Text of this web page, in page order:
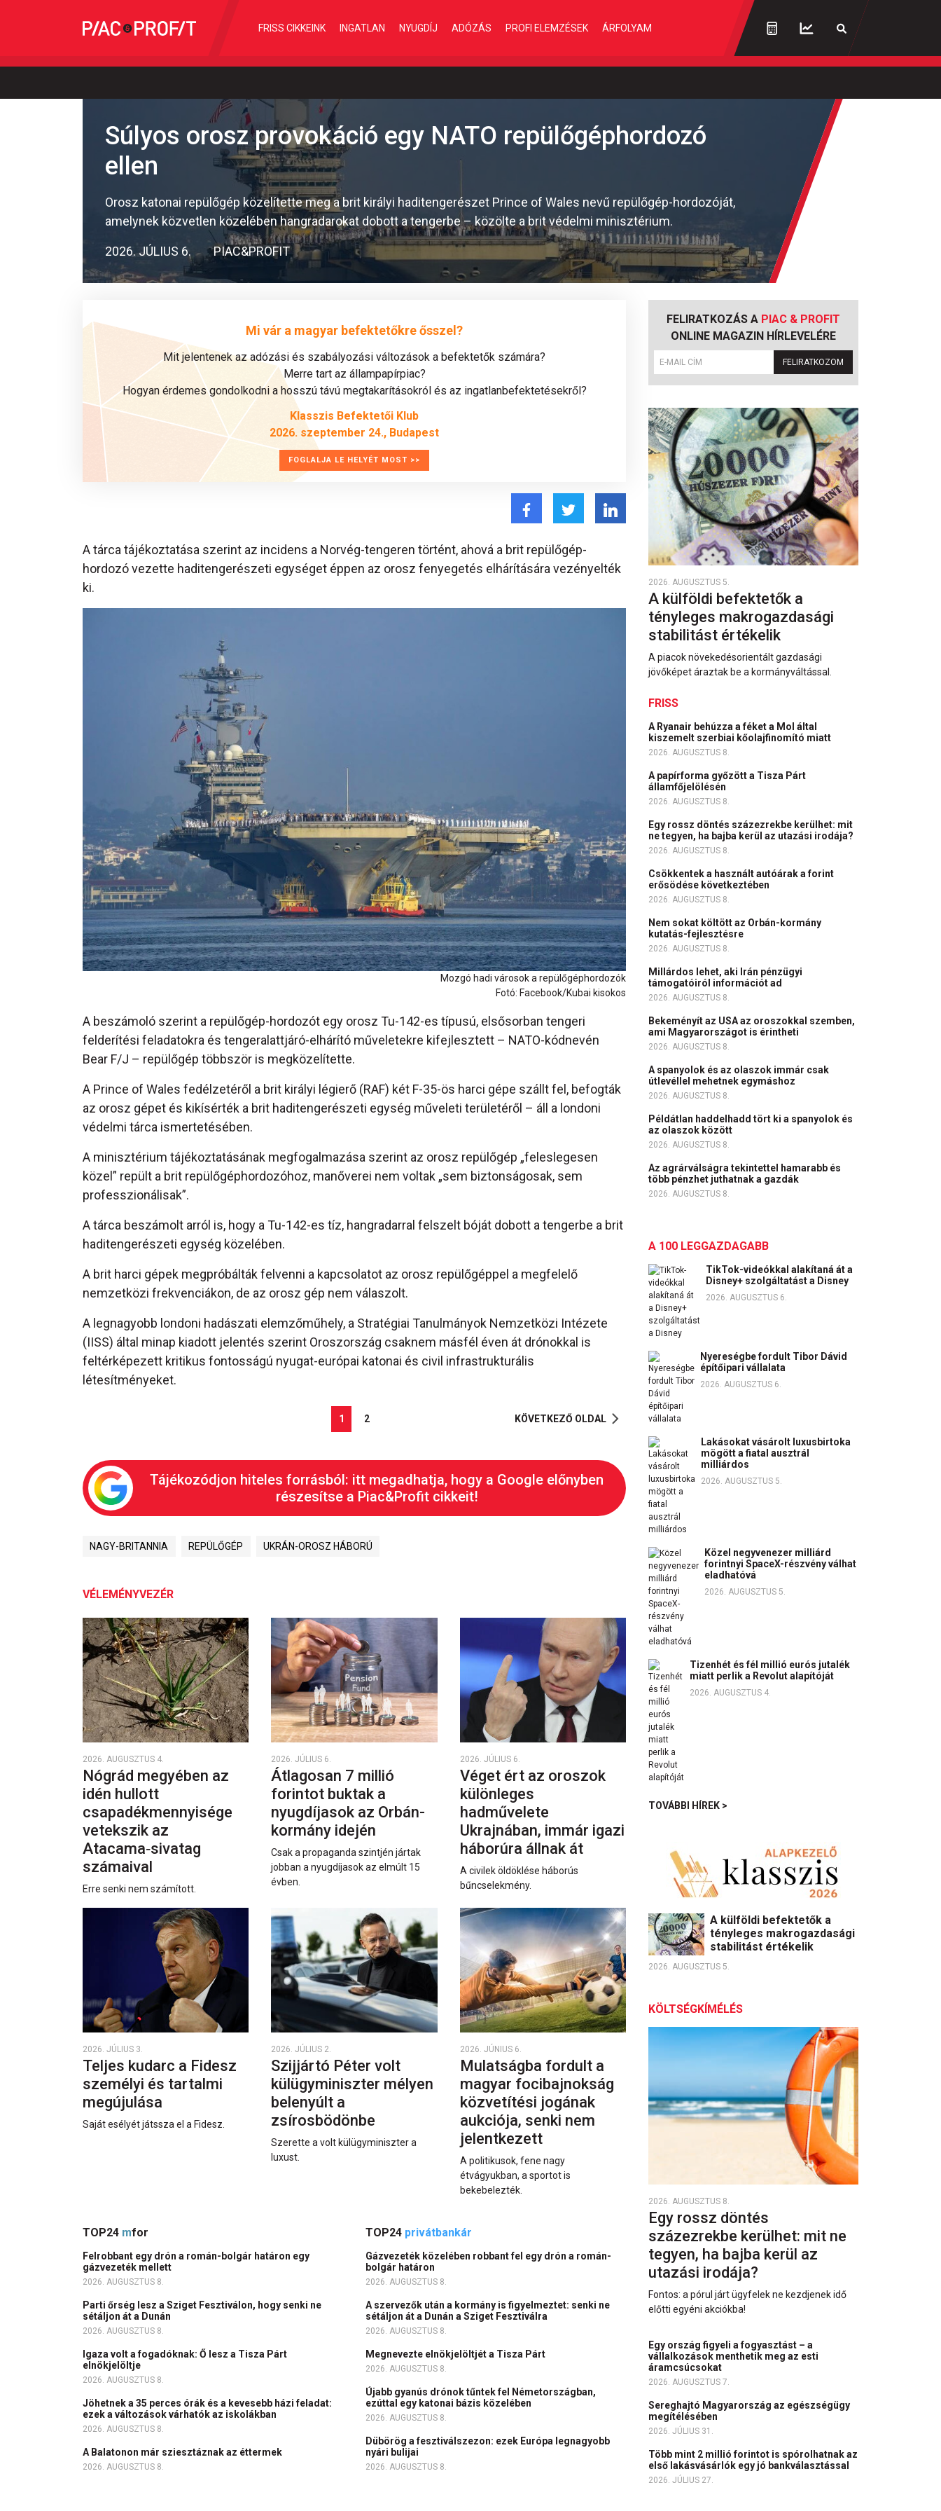
FRISS CIKKEINK INGATLAN NYUGDÍJ ADÓZÁS PROFI ELEMZÉSEK ÁRFOLYAM
Súlyos orosz provokáció egy NATO repülőgéphordozó
ellen
Orosz katonai repülőgép közelítette meg a brit királyi haditengerészet Prince of Wales nevű repülőgép-hordozóját,
amelynek közvetlen közelében hangradarokat dobott a tengerbe – közölte a brit védelmi minisztérium.
2026. JÚLIUS 6. PIAC&PROFIT
Mi vár a magyar befektetőkre ősszel?
Mit jelentenek az adózási és szabályozási változások a befektetők számára?
Merre tart az állampapírpiac?
Hogyan érdemes gondolkodni a hosszú távú megtakarításokról és az ingatlanbefektetésekről?
Klasszis Befektetői Klub
2026. szeptember 24., Budapest
FOGLALJA LE HELYÉT MOST >>
A tárca tájékoztatása szerint az incidens a Norvég-tengeren történt, ahová a brit repülőgép-
hordozó vezette haditengerészeti egységet éppen az orosz fenyegetés elhárítására vezényelték
ki.
Mozgó hadi városok a repülőgéphordozók
Fotó: Facebook/Kubai kisokos
A beszámoló szerint a repülőgép-hordozót egy orosz Tu-142-es típusú, elsősorban tengeri
felderítési feladatokra és tengeralattjáró-elhárító műveletekre kifejlesztett – NATO-kódnevén
Bear F/J – repülőgép többször is megközelítette.
A Prince of Wales fedélzetéről a brit királyi légierő (RAF) két F-35-ös harci gépe szállt fel, befogták
az orosz gépet és kikísérték a brit haditengerészeti egység műveleti területéről – áll a londoni
védelmi tárca ismertetésében.
A minisztérium tájékoztatásának megfogalmazása szerint az orosz repülőgép „feleslegesen
közel” repült a brit repülőgéphordozóhoz, manőverei nem voltak „sem biztonságosak, sem
professzionálisak”.
A tárca beszámolt arról is, hogy a Tu-142-es tíz, hangradarral felszelt bóját dobott a tengerbe a brit
haditengerészeti egység közelében.
A brit harci gépek megpróbálták felvenni a kapcsolatot az orosz repülőgéppel a megfelelő
nemzetközi frekvenciákon, de az orosz gép nem válaszolt.
A legnagyobb londoni hadászati elemzőműhely, a Stratégiai Tanulmányok Nemzetközi Intézete
(IISS) által minap kiadott jelentés szerint Oroszország csaknem másfél éven át drónokkal is
feltérképezett kritikus fontosságú nyugat-európai katonai és civil infrastrukturális
létesítményeket.
1 2 KÖVETKEZŐ OLDAL
Tájékozódjon hiteles forrásból: itt megadhatja, hogy a Google előnyben
részesítse a Piac&Profit cikkeit!
NAGY-BRITANNIA REPÜLŐGÉP UKRÁN-OROSZ HÁBORÚ
VÉLEMÉNYVEZÉR
2026. AUGUSZTUS 4.
Nógrád megyében az
idén hullott
csapadékmennyisége
vetekszik az
Atacama‑sivatag
számaival
Erre senki nem számított.
2026. JÚLIUS 6.
Átlagosan 7 millió
forintot buktak a
nyugdíjasok az Orbán-
kormány idején
Csak a propaganda szintjén jártak
jobban a nyugdíjasok az elmúlt 15
évben.
2026. JÚLIUS 6.
Véget ért az oroszok
különleges
hadművelete
Ukrajnában, immár igazi
háborúra állnak át
A civilek öldöklése háborús
bűncselekmény.
2026. JÚLIUS 3.
Teljes kudarc a Fidesz
személyi és tartalmi
megújulása
Saját esélyét játssza el a Fidesz.
2026. JÚLIUS 2.
Szijjártó Péter volt
külügyminiszter mélyen
belenyúlt a
zsírosbödönbe
Szerette a volt külügyminiszter a
luxust.
2026. JÚNIUS 6.
Mulatságba fordult a
magyar focibajnokság
közvetítési jogának
aukciója, senki nem
jelentkezett
A politikusok, fene nagy
étvágyukban, a sportot is
bekebelezték.
TOP24 mfor
Felrobbant egy drón a román-bolgár határon egy
gázvezeték mellett
2026. AUGUSZTUS 8.
Parti őrség lesz a Sziget Fesztiválon, hogy senki ne
sétáljon át a Dunán
2026. AUGUSZTUS 8.
Igaza volt a fogadóknak: Ő lesz a Tisza Párt
elnökjelöltje
2026. AUGUSZTUS 8.
Jöhetnek a 35 perces órák és a kevesebb házi feladat:
ezek a változások várhatók az iskolákban
2026. AUGUSZTUS 8.
A Balatonon már sziesztáznak az éttermek
2026. AUGUSZTUS 8.
TOP24 privátbankár
Gázvezeték közelében robbant fel egy drón a román-
bolgár határon
2026. AUGUSZTUS 8.
A szervezők után a kormány is figyelmeztet: senki ne
sétáljon át a Dunán a Sziget Fesztiválra
2026. AUGUSZTUS 8.
Megnevezte elnökjelöltjét a Tisza Párt
2026. AUGUSZTUS 8.
Újabb gyanús drónok tűntek fel Németországban,
ezúttal egy katonai bázis közelében
2026. AUGUSZTUS 8.
Dübörög a fesztiválszezon: ezek Európa legnagyobb
nyári bulijai
2026. AUGUSZTUS 8.
FELIRATKOZÁS A PIAC & PROFIT
ONLINE MAGAZIN HÍRLEVELÉRE
FELIRATKOZOM
2026. AUGUSZTUS 5.
A külföldi befektetők a
tényleges makrogazdasági
stabilitást értékelik
A piacok növekedésorientált gazdasági
jövőképet áraztak be a kormányváltással.
FRISS
A Ryanair behúzza a féket a Mol által
kiszemelt szerbiai kőolajfinomító miatt
2026. AUGUSZTUS 8.
A papírforma győzött a Tisza Párt
államfőjelölésén
2026. AUGUSZTUS 8.
Egy rossz döntés százezrekbe kerülhet: mit
ne tegyen, ha bajba kerül az utazási irodája?
2026. AUGUSZTUS 8.
Csökkentek a használt autóárak a forint
erősödése következtében
2026. AUGUSZTUS 8.
Nem sokat költött az Orbán-kormány
kutatás-fejlesztésre
2026. AUGUSZTUS 8.
Millárdos lehet, aki Irán pénzügyi
támogatóiról információt ad
2026. AUGUSZTUS 8.
Bekeményít az USA az oroszokkal szemben,
ami Magyarországot is érintheti
2026. AUGUSZTUS 8.
A spanyolok és az olaszok immár csak
útlevéllel mehetnek egymáshoz
2026. AUGUSZTUS 8.
Példátlan haddelhadd tört ki a spanyolok és
az olaszok között
2026. AUGUSZTUS 8.
Az agrárválságra tekintettel hamarabb és
több pénzhet juthatnak a gazdák
2026. AUGUSZTUS 8.
A 100 LEGGAZDAGABB
TikTok-videókkal alakítaná át a
Disney+ szolgáltatást a Disney
2026. AUGUSZTUS 6.
Nyereségbe fordult Tibor Dávid
építőipari vállalata
2026. AUGUSZTUS 6.
Lakásokat vásárolt luxusbirtoka
mögött a fiatal ausztrál
milliárdos
2026. AUGUSZTUS 5.
Közel negyvenezer milliárd
forintnyi SpaceX-részvény válhat
eladhatóvá
2026. AUGUSZTUS 5.
Tizenhét és fél millió eurós jutalék
miatt perlik a Revolut alapítóját
2026. AUGUSZTUS 4.
TOVÁBBI HÍREK >
A külföldi befektetők a
tényleges makrogazdasági
stabilitást értékelik
2026. AUGUSZTUS 5.
KÖLTSÉGKÍMÉLÉS
2026. AUGUSZTUS 8.
Egy rossz döntés
százezrekbe kerülhet: mit ne
tegyen, ha bajba kerül az
utazási irodája?
Fontos: a pórul járt ügyfelek ne kezdjenek idő
előtti egyéni akciókba!
Egy ország figyeli a fogyasztást – a
vállalkozások menthetik meg az esti
áramcsúcsokat
2026. AUGUSZTUS 7.
Sereghajtó Magyarország az egészségügy
megítélésében
2026. JÚLIUS 31.
Több mint 2 millió forintot is spórolhatnak az
első lakásvásárlók egy jó bankválasztással
2026. JÚLIUS 27.